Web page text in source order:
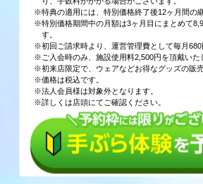
※特典の適用には、特別価格終了後12ヶ月間の
※特別価格期間中の月額は3ヶ月目にまとめて
す。
※初回ご請求時より、運営管理費として毎月680
※ご入会時のみ、施設使用料2,500円を頂戴いた
※初来店限定で、ウェアなどお得なグッズの販売
※価格は税込です。
※法人会員様は対象外となります。
※詳しくは店頭にてご確認ください。